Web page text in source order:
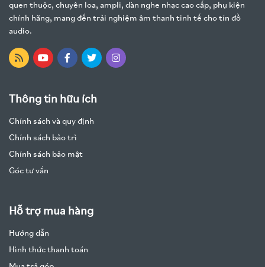
quen thuộc, chuyên loa, ampli, dàn nghe nhạc cao cấp, phụ kiện
chính hãng, mang đến trải nghiệm âm thanh tinh tế cho tín đồ
audio.
Thông tin hữu ích
Chính sách và quy định
Chính sách bảo trì
Chính sách bảo mật
Góc tư vấn
Hỗ trợ mua hàng
Hướng dẫn
Hình thức thanh toán